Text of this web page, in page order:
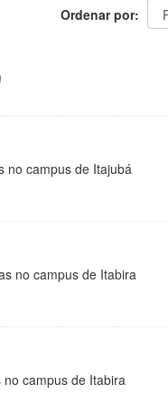
Ordenar por
no campus de Itajubá
no campus de Itabira
campus de Itabira